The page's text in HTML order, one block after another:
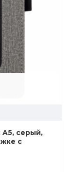
A5, серый,
с